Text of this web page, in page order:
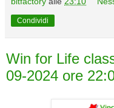
Condividi
Win for Life
09-2024 ore